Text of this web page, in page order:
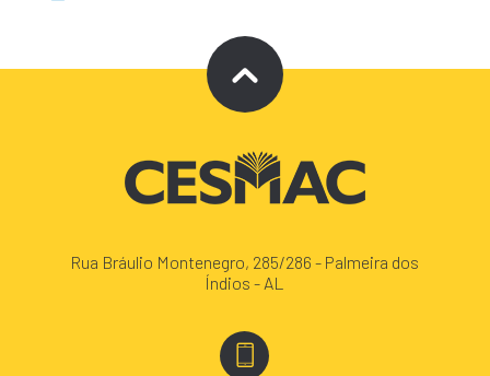
Rua Bráulio Montenegro, 285/286 - Palmeira dos
Índios - AL